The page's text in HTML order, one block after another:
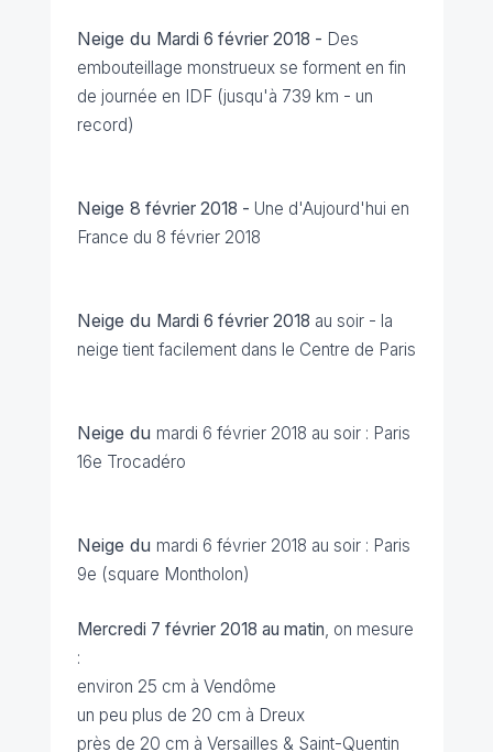
Neige du Mardi 6 février 2018 - Des
embouteillage monstrueux se forment en fin
de journée en IDF (jusqu'à 739 km - un
record)
Neige 8 février 2018 - Une d'Aujourd'hui en
France du 8 février 2018
Neige du Mardi 6 février 2018 au soir - la
neige tient facilement dans le Centre de Paris
Neige du mardi 6 février 2018 au soir : Paris
16e Trocadéro
Neige du mardi 6 février 2018 au soir : Paris
9e (square Montholon)
Mercredi 7 février 2018 au matin, on mesure
:
environ 25 cm à Vendôme
un peu plus de 20 cm à Dreux
près de 20 cm à Versailles & Saint-Quentin